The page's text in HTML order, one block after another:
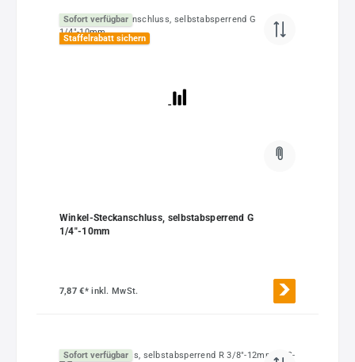
Sofort verfügbar
Staffelrabatt sichern
Winkel-Steckanschluss, selbstabsperrend G
1/4"-10mm
7,87 €*inkl. MwSt.
Sofort verfügbar